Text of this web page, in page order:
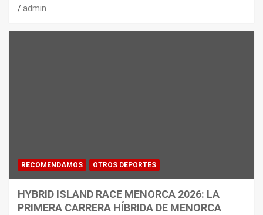
admin
RECOMENDAMOS OTROS DEPORTES
HYBRID ISLAND RACE MENORCA 2026: LA
PRIMERA CARRERA HÍBRIDA DE MENORCA